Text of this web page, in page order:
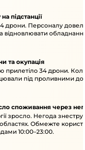
підстанції
дрони. Персоналу
відновлювати
та окупація
прилетіло 34 дрони.
під проливними
споживання через
зросло. Негода
Обмежте
10:00–23:00.